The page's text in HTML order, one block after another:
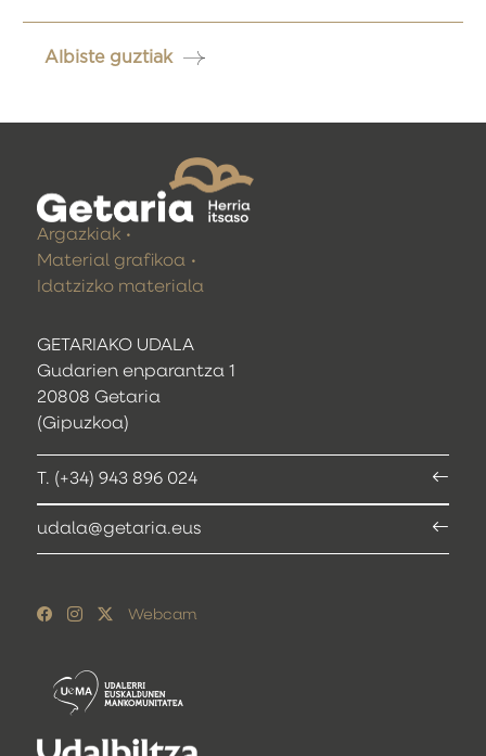
Albiste guztiak
GETARIAKO UDALA
Gudarien enparantza 1
20808 Getaria
(Gipuzkoa)
T. (+34) 943 896 024
udala@getaria.eus
Argazkiak
Material grafikoa
Idatzizko materiala
Webcam